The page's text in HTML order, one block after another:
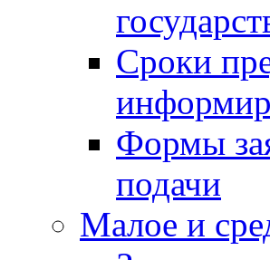
Сроки
Формы
подачи
Малое и